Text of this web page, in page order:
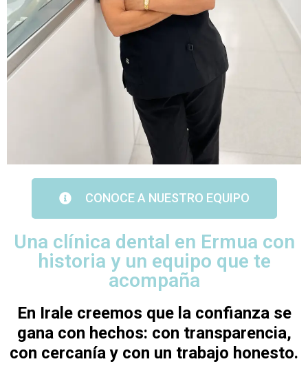
CONOCE A NUESTRO EQUIPO
Una clínica dental en Ermua con
historia y un equipo que te
acompaña
En Irale creemos que la confianza se
gana con hechos: con transparencia,
con cercanía y con un trabajo honesto.